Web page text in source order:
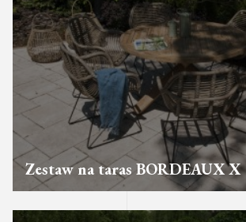
Zestaw na taras BORDEAUX X